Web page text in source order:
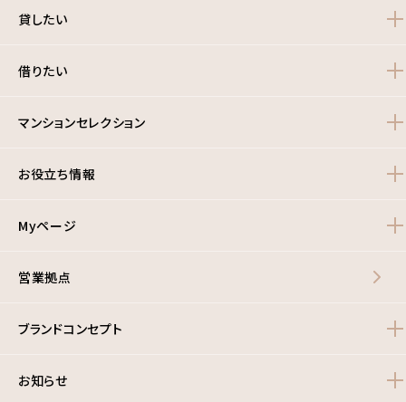
貸したい
借りたい
マンションセレクション
お役立ち情報
Myページ
営業拠点
ブランドコンセプト
お知らせ